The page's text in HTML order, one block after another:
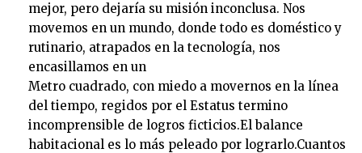
mejor, pero dejaría su misión inconclusa. Nos
movemos en un mundo, donde todo es doméstico y
rutinario, atrapados en la tecnología, nos
encasillamos en un
Metro cuadrado, con miedo a movernos en la línea
del tiempo, regidos por el Estatus termino
incomprensible de logros ficticios.El balance
habitacional es lo más peleado por lograrlo.Cuantos